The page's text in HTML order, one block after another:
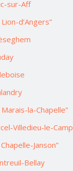
sur-Aff
d’Angers”
la-Chapelle”
Villedieu-le-Camp
Janson”
Bellay